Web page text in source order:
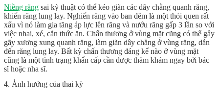
Niềng răng sai kỹ thuật có thể kéo giãn các dây chằng quanh răng,
khiến răng lung lay. Nghiến răng vào ban đêm là một thói quen rất
xấu vì nó làm gia tăng áp lực lên răng và nướu răng gấp 3 lần so với
việc nhai, xé, cắn thức ăn. Chấn thương ở vùng mặt cũng có thể gây
gãy xương xung quanh răng, làm giãn dây chằng ở vùng răng, dẫn
đến răng lung lay. Bất kỳ chấn thương đáng kể nào ở vùng mặt
cũng là một tình trạng khẩn cấp cần được thăm khám ngay bởi bác
sĩ hoặc nha sĩ.
4. Ảnh hưởng của thai kỳ